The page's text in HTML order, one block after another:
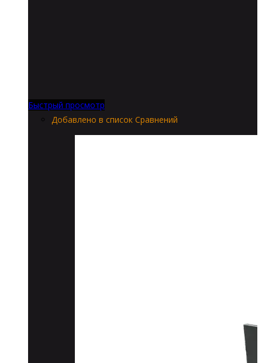
Быстрый просмотр
Добавлено в список Сравнений